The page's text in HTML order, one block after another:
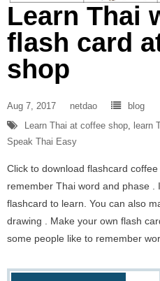
Learn Thai
flash card
shop
Aug 7, 2017 netdao
blog
Learn Thai at coffee shop learn
Speak Thai Easy
Click to download flashcard
remember Thai word and phase .
flashcard to learn. You can also
drawing . Make your own flash
some people like to remember